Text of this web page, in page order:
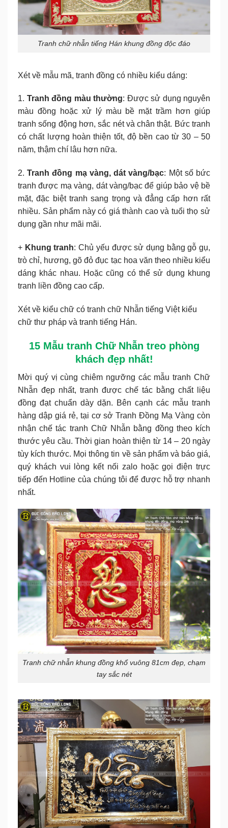
Tranh chữ nhẫn tiếng Hán khung đồng độc đáo
Xét về mẫu mã, tranh đồng có nhiều kiểu dáng:
1. Tranh đồng màu thường: Được sử dụng nguyên
màu đồng hoặc xử lý màu bề mặt trầm hơn giúp
tranh sống động hơn, sắc nét và chân thật. Bức tranh
có chất lượng hoàn thiện tốt, độ bền cao từ 30 – 50
năm, thậm chí lâu hơn nữa.
2.Tranh đồng mạ vàng, dát vàng/bạc: Một số bức
tranh được mạ vàng, dát vàng/bạc để giúp bảo vệ bề
mặt, đặc biệt tranh sang trọng và đẳng cấp hơn rất
nhiều. Sản phẩm này có giá thành cao và tuổi thọ sử
dụng gần như mãi mãi.
+ Khung tranh: Chủ yếu được sử dụng bằng gỗ gụ,
trò chỉ, hương, gõ đỏ đục tạc hoa văn theo nhiều kiểu
dáng khác nhau. Hoặc cũng có thể sử dụng khung
tranh liền đồng cao cấp.
Xét về kiểu chữ có tranh chữ Nhẫn tiếng Việt kiểu
chữ thư pháp và tranh tiếng Hán.
15 Mẫu tranh Chữ Nhẫn treo phòng
khách đẹp nhất!
Mời quý vị cùng chiêm ngưỡng các mẫu tranh Chữ
Nhẫn đẹp nhất, tranh được chế tác bằng chất liệu
đồng đạt chuẩn dày dặn. Bên cạnh các mẫu tranh
hàng dập giá rẻ, tại cơ sở Tranh Đồng Mạ Vàng còn
nhận chế tác tranh Chữ Nhẫn bằng đồng theo kích
thước yêu cầu. Thời gian hoàn thiện từ 14 – 20 ngày
tùy kích thước. Mọi thông tin về sản phẩm và báo giá,
quý khách vui lòng kết nối zalo hoặc gọi điện trực
tiếp đến Hotline của chúng tôi để được hỗ trợ nhanh
nhất.
Tranh chữ nhẫn khung đồng khổ vuông 81cm đẹp, chạm
tay sắc nét